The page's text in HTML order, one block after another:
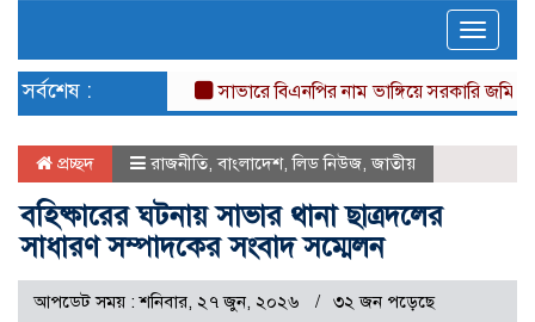
Toggle
সর্বশেষ : সাভারে বিএনপির নাম ভাঙ্গিয়ে সরকারি জমি দখল,
প্রচ্ছদ রাজনীতি,বাংলাদেশ,লিড নিউজ,জাতীয়
বহিষ্কারের ঘটনায় সাভার থানা ছাত্রদলের
সাধারণ সম্পাদকের সংবাদ সম্মেলন
আপডেট সময় : শনিবার, ২৭ জুন, ২০২৬ ৩২ জন পড়েছে